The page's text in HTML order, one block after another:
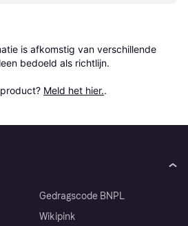
is afkomstig van verschillende
bedoeld als richtlijn.
Meld het hier..
Gedragscode BNPL
Wikipink